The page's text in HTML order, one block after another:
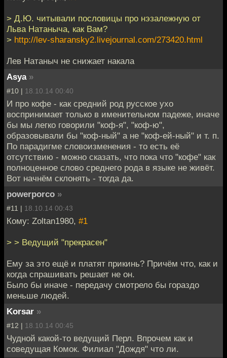
> Д.Ю. читывали пословицы про нэзалежную от
Льва Натаныча, как Вам?
> http://lev-sharansky2.livejournal.com/273420.html
Лев Натаныч не снижает накала
Asya »
#10 | 18.10.14 00:40
И про кофе - как средний род русское ухо
воспринимает только в именительном падеже, иначе
бы мы легко говорили "коф-я", "коф-ю",
образовывали бы "коф-ный" а не "коф-ей-ный" и т. п.
По парадигме словоизменения - то есть её
отсутствию - можно сказать, что пока что "кофе" как
полноценное слово среднего рода в языке не живёт.
Вот начнём склонять - тогда да.
powerporco »
#11 | 18.10.14 00:43
Кому: Zoltan1980, #1
> > Ведущий "прекрасен"
Ему за это ещё и платят прикинь? Причём что, как и
когда спрашивать решает не он.
Было бы иначе - передачу смотрело бы гораздо
меньше людей.
Korsar »
#12 | 18.10.14 00:45
Чудной какой-то ведущий Перл. Впрочем как и
соведущая Комок. Филиал "Дождя" что ли.